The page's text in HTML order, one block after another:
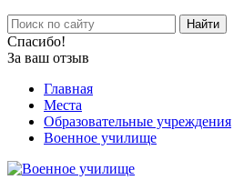
Найти
Спасибо!
За ваш отзыв
Главная
Места
Образовательные учреждения
Военное училище